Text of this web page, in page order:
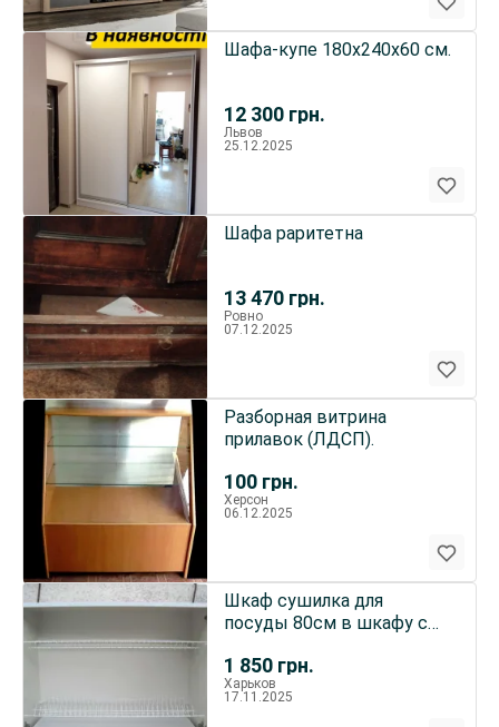
12 300 грн.
Шафа-купе 180х240х60 см.
Львов
25.12.2025
13 470 грн.
Шафа раритетна
Ровно
07.12.2025
100 грн.
Разборная витрина
прилавок (ЛДСП).
Херсон
06.12.2025
1 850 грн.
Шкаф сушилка для
посуды 80см в шкафу с
Харьков
17.11.2025